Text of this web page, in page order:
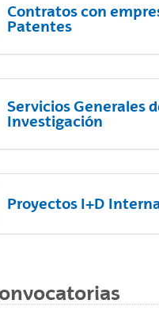
Contratos con
Patentes
Servicios Generales
Investigación
Proyectos I+D